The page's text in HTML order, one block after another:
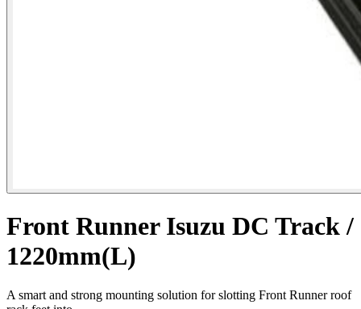
Front Runner Isuzu DC Track /
1220mm(L)
A smart and strong mounting solution for slotting Front Runner roof